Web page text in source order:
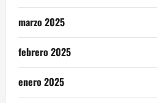
marzo 2025
febrero 2025
enero 2025